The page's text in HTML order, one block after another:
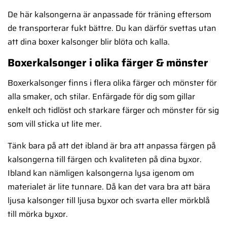
De här kalsongerna är anpassade för träning eftersom
de transporterar fukt bättre. Du kan därför svettas utan
att dina boxer kalsonger blir blöta och kalla.
Boxerkalsonger i olika färger & mönster
Boxerkalsonger finns i flera olika färger och mönster för
alla smaker, och stilar. Enfärgade för dig som gillar
enkelt och tidlöst och starkare färger och mönster för sig
som vill sticka ut lite mer.
Tänk bara på att det ibland är bra att anpassa färgen på
kalsongerna till färgen och kvaliteten på dina byxor.
Ibland kan nämligen kalsongerna lysa igenom om
materialet är lite tunnare. Då kan det vara bra att bära
ljusa kalsonger till ljusa byxor och svarta eller mörkblå
till mörka byxor.